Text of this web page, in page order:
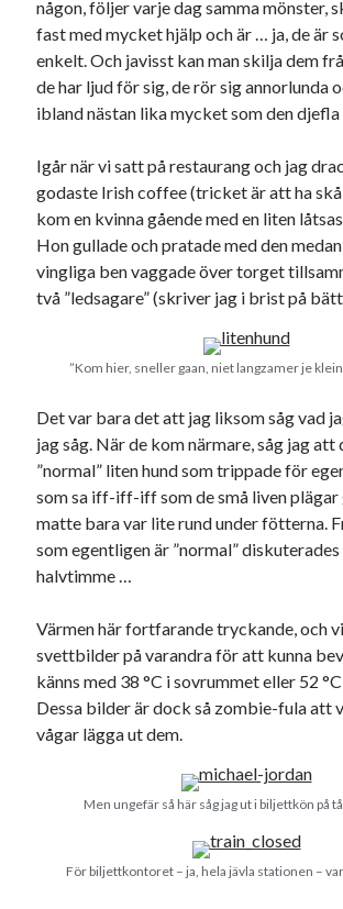
nostalgi ord radio
reklam resa sekrutt
sommar språk språkpolis
USA
Dessa har något gemensamt
Fantastiskt välformulerad moderecensent
Dessa har något helt annat gemensamt
En amerikansk språkpolis
Egna länkar
Den stora bloggläsarvärvsveckan
Godisbrödet från himlen
Köttfärslimpan på allas läppar
Länkskolan
Lotten som Sommarpratare (i fantasin alltså: grupp på
någon, följer varje dag samma mönster,
fast med mycket hjälp och är … ja, de är
enkelt. Och javisst kan man skilja dem
de har ljud för sig, de rör sig annorlunda
ibland nästan lika mycket som den djefla
Igår när vi satt på restaurang och jag
godaste Irish coffee (tricket är att ha
kom en kvinna gående med en liten
Hon gullade och pratade med den
vingliga ben vaggade över torget
två ”ledsagare” (skriver jag i brist på
”Kom hier, sneller gaan, niet langzamer je
Det var bara det att jag liksom såg vad
jag såg. När de kom närmare, såg jag att
”normal” liten hund som trippade för
som sa iff-iff-iff som de små liven
matte bara var lite rund under fötterna.
som egentligen är ”normal” diskuterades
halvtimme …
Värmen här fortfarande tryckande, och
svettbilder på varandra för att kunna
känns med 38 °C i sovrummet eller 52
Dessa bilder är dock så zombie-fula att
vågar lägga ut dem.
Men ungefär så här såg jag ut i biljettkön på
För biljettkontoret – ja, hela jävla stationen –